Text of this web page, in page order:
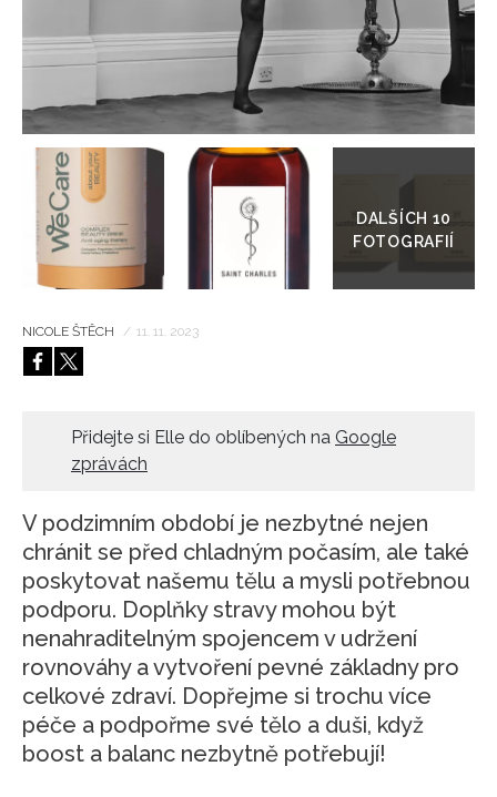
HOME
do
galerie
NICOLE ŠTĚCH / 11. 11. 2023
Přidejte si Elle do oblíbených na Google
zprávách
V podzimním období je nezbytné nejen
chránit se před chladným počasím, ale také
poskytovat našemu tělu a mysli potřebnou
podporu. Doplňky stravy mohou být
nenahraditelným spojencem v udržení
rovnováhy a vytvoření pevné základny pro
celkové zdraví. Dopřejme si trochu více
péče a podpořme své tělo a duši, když
boost a balanc nezbytně potřebují!